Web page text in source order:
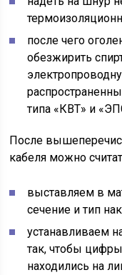
после чего
обезжирить
типа «КВТ» и
После
кабеля можно
выставляем в
сечение и тип
устанавливаем
так, чтобы
находились на